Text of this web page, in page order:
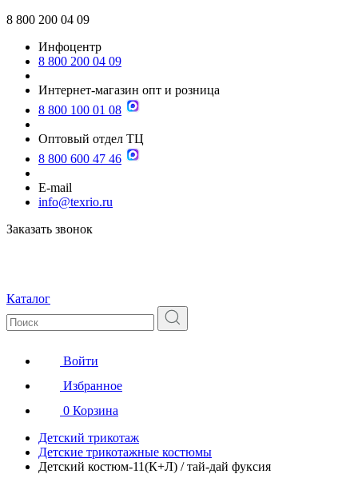
8 800 200 04 09
Инфоцентр
8 800 200 04 09
Интернет-магазин опт и розница
8 800 100 01 08
Оптовый отдел ТЦ
8 800 600 47 46
E-mail
info@texrio.ru
Заказать звонок
Каталог
Войти
Избранное
0 Корзина
Детский трикотаж
Детские трикотажные костюмы
Детский костюм-11(К+Л) / тай-дай фуксия